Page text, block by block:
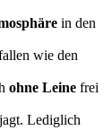
in den
wie den
ohne Leine frei
Lediglich